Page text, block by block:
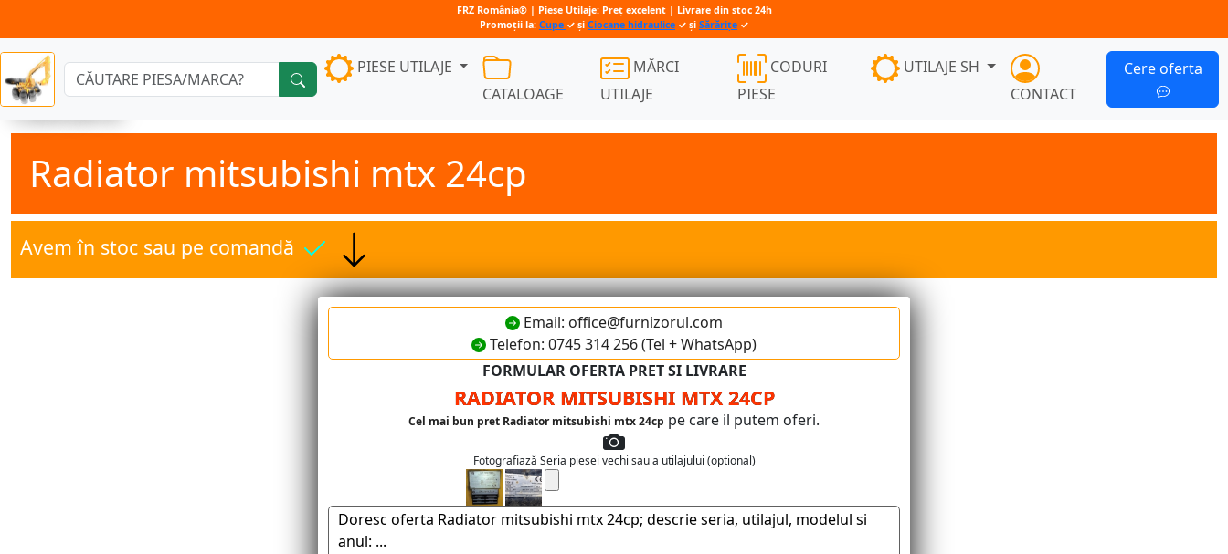
Căutare:
Radiator mitsubishi mtx 24cp
Avem în stoc sau pe comandă
Email: office@furnizorul.com
Telefon: 0745 314 256 (Tel + WhatsApp)
FORMULAR OFERTA PRET SI LIVRARE
RADIATOR MITSUBISHI MTX 24CP
Cel mai bun pret Radiator mitsubishi mtx 24cp pe care il putem oferi.
Fotografiază Seria piesei vechi sau a utilajului (optional)
FRZ România® | Piese Utilaje: Preț excelent | Livrare din stoc 24h
Promoții la: Cupe ✓ și Ciocane hidraulice ✓ și Sărărițe ✓
PIESE UTILAJE
CATALOAGE
MĂRCI
UTILAJE
CODURI
PIESE
UTILAJE SH
CONTACT
Cere oferta